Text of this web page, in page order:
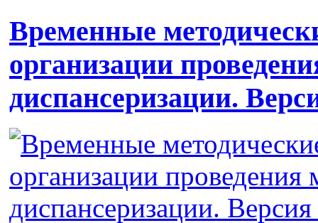
Временные
организации
диспансеризации.